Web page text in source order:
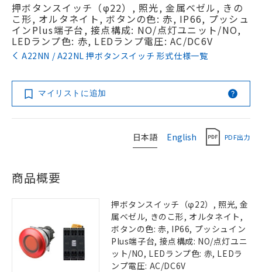
押ボタンスイッチ（φ22）, 照光, 金属ベゼル, きの
こ形, オルタネイト, ボタンの色: 赤, IP66, プッシュ
インPlus端子台, 接点構成: NO/点灯ユニット/NO,
LEDランプ色: 赤, LEDランプ電圧: AC/DC6V
A22NN / A22NL 押ボタンスイッチ 形式仕様一覧
マイリストに追加
日本語 English PDF出力
商品概要
押ボタンスイッチ（φ22）, 照光, 金
属ベゼル, きのこ形, オルタネイト,
ボタンの色: 赤, IP66, プッシュイン
Plus端子台, 接点構成: NO/点灯ユニ
ット/NO, LEDランプ色: 赤, LEDラ
ンプ電圧: AC/DC6V